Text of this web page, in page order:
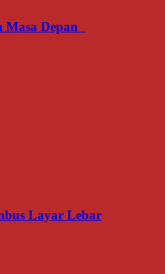
Depan
Layar Lebar